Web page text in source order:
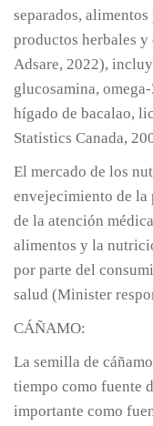
separados,
productos herbales
Adsare, 2022),
glucosamina,
hígado de bacalao,
Statistics Canada,
El mercado de los
envejecimiento de la
de la atención
alimentos y la
por parte del
salud (Minister
CÁÑAMO:
La semilla de
tiempo como fuente
importante como